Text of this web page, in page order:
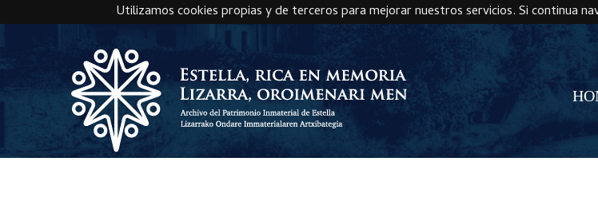
Utilizamos cookies propias y de terceros para mejorar nuestros servicios. Si continua